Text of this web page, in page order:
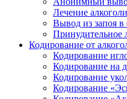
Лечение
Вывод из запоя в
Принудительное
Кодирование от
Кодирование
Кодирование на
Кодирование
Кодирование